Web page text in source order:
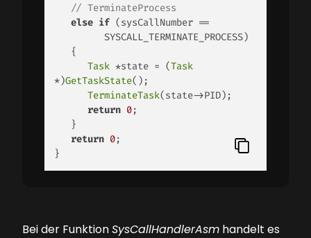
// TerminateProcess
else if (sysCallNumber ==
Task *state = (Task
*)GetTaskState();
TerminateTask(state->PID);
return 0;
return 0;
}
Bei der FunktionSysCallHandlerAsm handelt es